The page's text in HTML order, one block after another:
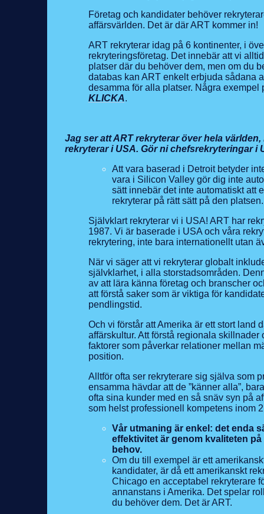
Företag och kandidater behöver
affärsvärlden. Det är där ART kommer in!
ART rekryterar idag på 6 kontinenter, i
rekryteringsföretag. Det innebär att vi
platser där du behöver dem, men om du
databas kan ART enkelt erbjuda sådana
desamma för alla platser. Några
KLICKA.
Jag ser att ART rekryterar över hela
rekryterar i USA. Gör ni chefsrekryteringar i
Att vara baserad i Detroit betyder
vara i Silicon Valley gör dig inte
sätt innebär det inte automatiskt att
rekryterar på rätt sätt på den platsen.
Självklart rekryterar vi i USA! ART har
1987. Vi är baserade i USA och våra
rekrytering, inte bara internationellt utan
När vi säger att vi rekryterar globalt
självklarhet, i alla storstadsområden.
av att lära känna företag och branscher
att förstå saker som är viktiga för
pendlingstid.
Och vi förstår att Amerika är ett stort
affärskultur. Att förstå regionala
faktorer som påverkar relationer mellan
position.
Alltför ofta ser rekryterare sig själva som
ensamma hävdar att de ”känner alla”,
ofta sina kunder med en så snäv syn på
som helst professionell kompetens inom
Vår utmaning är enkel: det enda
effektivitet är genom kvaliteten
behov.
Om du till exempel är ett
kandidater, är då ett amerikanskt
Chicago en acceptabel rekryterare
annanstans i Amerika. Det spelar
du behöver dem. Det är ART.